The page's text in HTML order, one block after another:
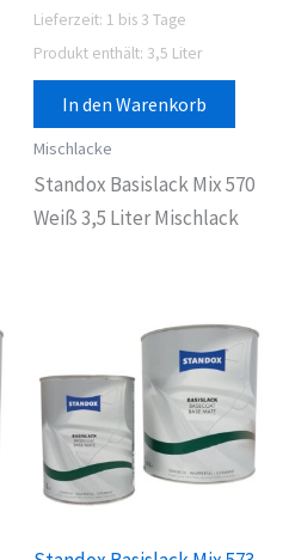
Lieferzeit: 1 bis 3 Tage
Produkt enthält: 3,5 Liter
In den Warenkorb
Mischlacke
Standox Basislack Mix 570
Weiß 3,5 Liter Mischlack